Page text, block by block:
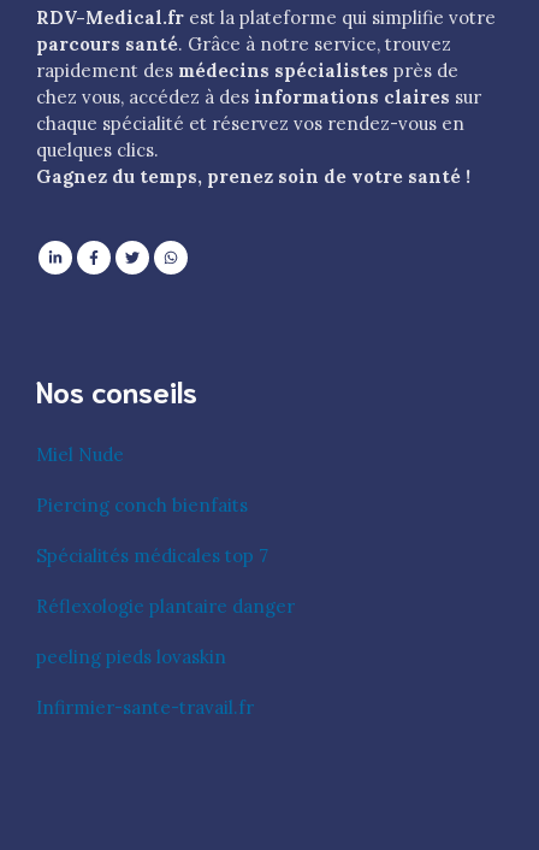
RDV-Medical.fr est la plateforme qui simplifie votre
parcours santé. Grâce à notre service, trouvez
rapidement des médecins spécialistes près de
chez vous, accédez à des informations claires sur
chaque spécialité et réservez vos rendez-vous en
quelques clics.
Gagnez du temps, prenez soin de votre santé !
Nos conseils
Miel Nude
Piercing conch bienfaits
Spécialités médicales top 7
Réflexologie plantaire danger
peeling pieds lovaskin
Infirmier-sante-travail.fr